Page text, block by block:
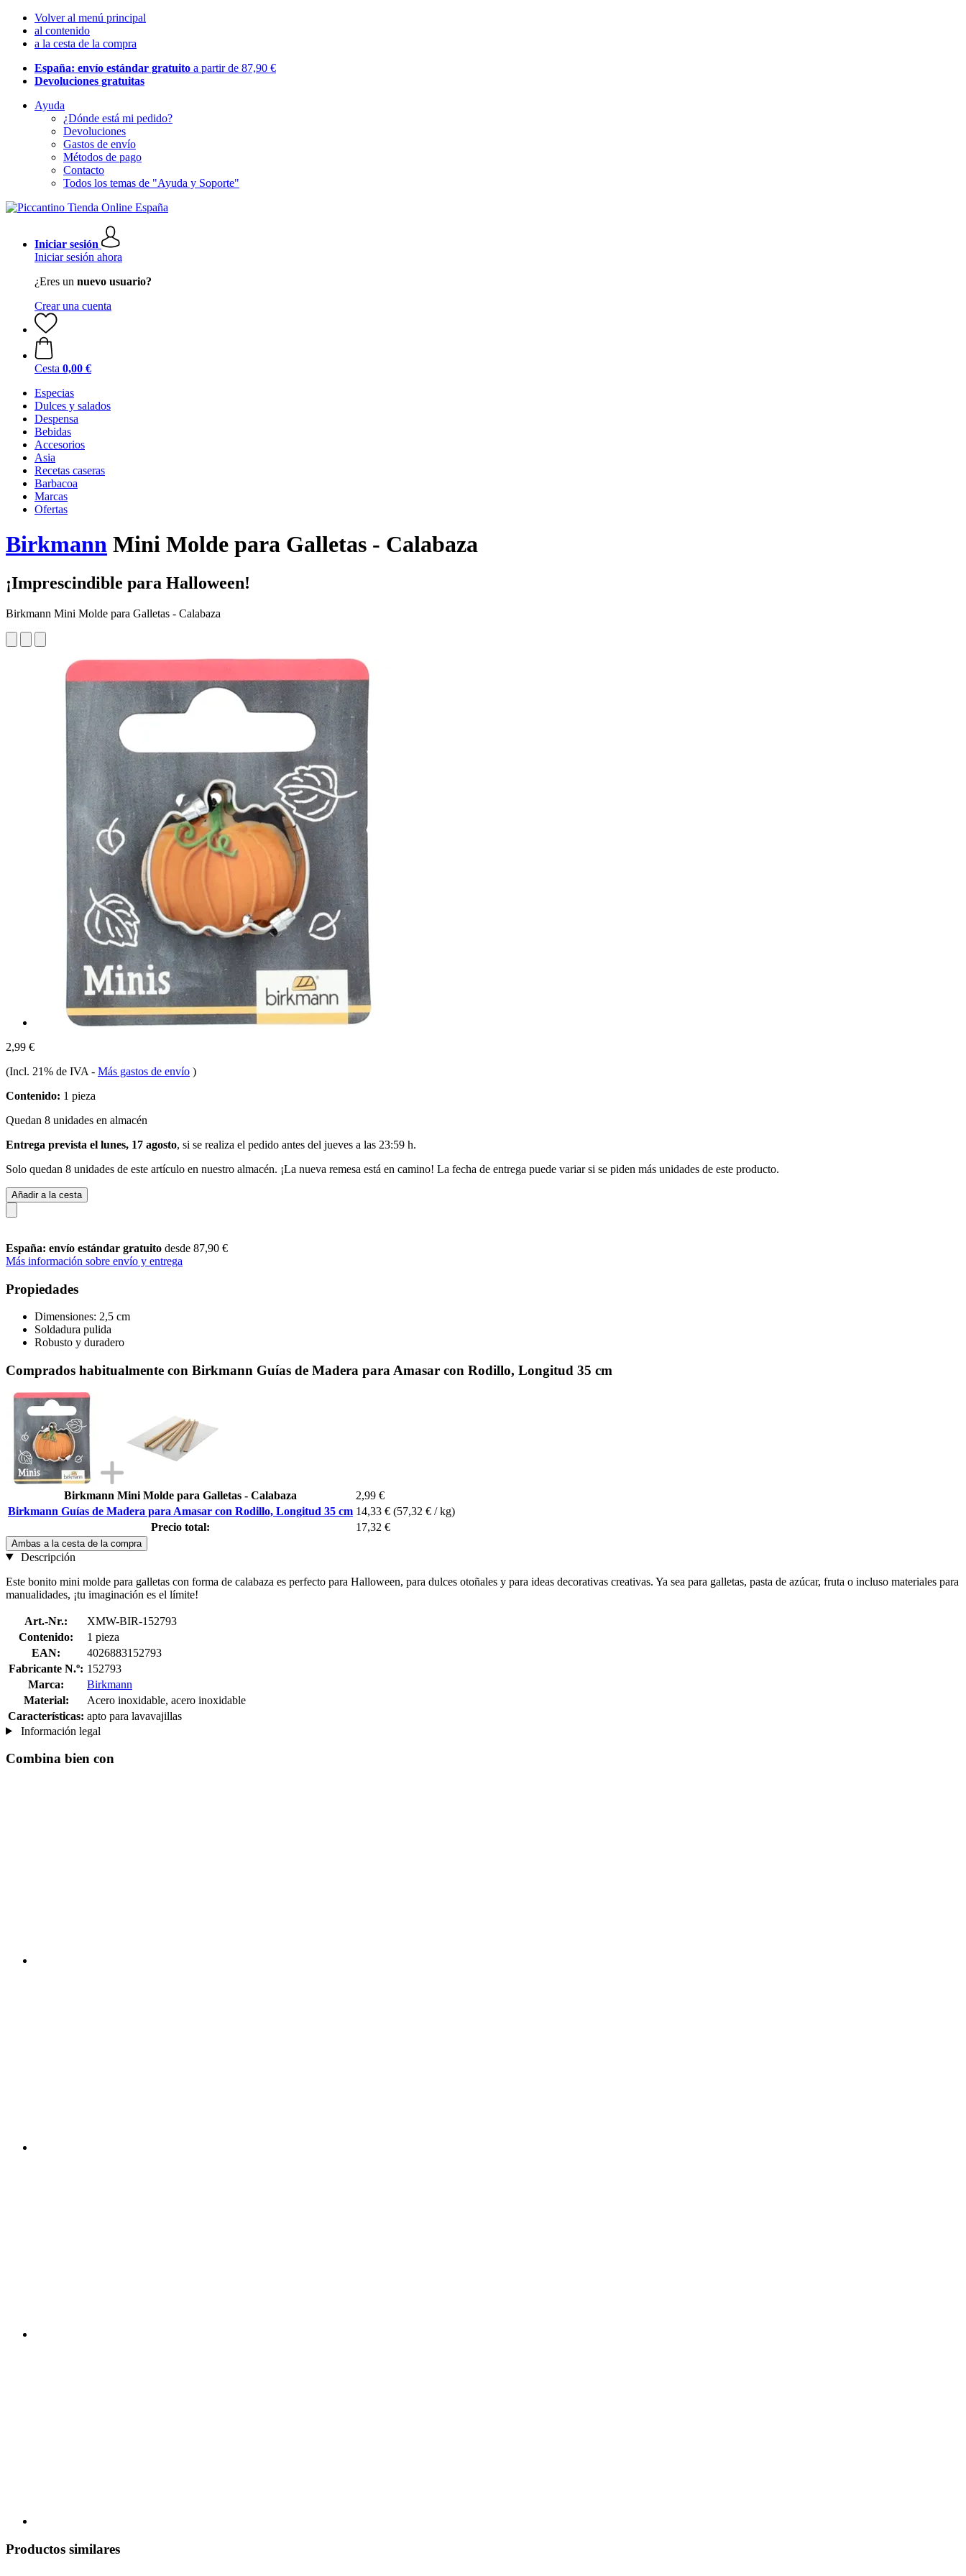
Volver al menú principal
al contenido
a la cesta de la compra
España: envío estándar gratuito a partir de 87,90 €
Devoluciones gratuitas
Ayuda
¿Dónde está mi pedido?
Devoluciones
Gastos de envío
Métodos de pago
Contacto
Todos los temas de "Ayuda y Soporte"
Iniciar sesión
Iniciar sesión ahora
¿Eres un nuevo usuario?
Crear una cuenta
Cesta 0,00 €
Especias
Dulces y salados
Despensa
Bebidas
Accesorios
Asia
Recetas caseras
Barbacoa
Marcas
Ofertas
Birkmann Mini Molde para Galletas - Calabaza
¡Imprescindible para Halloween!
Birkmann Mini Molde para Galletas - Calabaza
2,99 €
(Incl. 21% de IVA - Más gastos de envío )
Contenido: 1 pieza
Quedan 8 unidades en almacén
Entrega prevista el lunes, 17 agosto, si se realiza el pedido antes del jueves a las 23:59 h.
Solo quedan 8 unidades de este artículo en nuestro almacén. ¡La nueva remesa está en camino! La fecha de entrega puede variar si se piden más unidades de este producto.
Añadir a la cesta
España: envío estándar gratuito desde 87,90 €
Más información sobre envío y entrega
Propiedades
Dimensiones: 2,5 cm
Soldadura pulida
Robusto y duradero
Comprados habitualmente con Birkmann Guías de Madera para Amasar con Rodillo, Longitud 35 cm
Birkmann Mini Molde para Galletas - Calabaza
2,99 €
Birkmann Guías de Madera para Amasar con Rodillo, Longitud 35 cm 14,33 € (57,32 € / kg)
Precio total:
17,32 €
Ambas a la cesta de la compra
Descripción
Este bonito mini molde para galletas con forma de calabaza es perfecto para Halloween, para dulces otoñales y para ideas decorativas creativas. Ya sea para galletas, pasta de azúcar, fruta o incluso materiales para
manualidades, ¡tu imaginación es el límite!
Art.-Nr.:
XMW-BIR-152793
Contenido:
1 pieza
EAN:
4026883152793
Fabricante N.º: 152793
Marca:
Birkmann
Material:
Acero inoxidable, acero inoxidable
Características: apto para lavavajillas
Información legal
Combina bien con
Productos similares